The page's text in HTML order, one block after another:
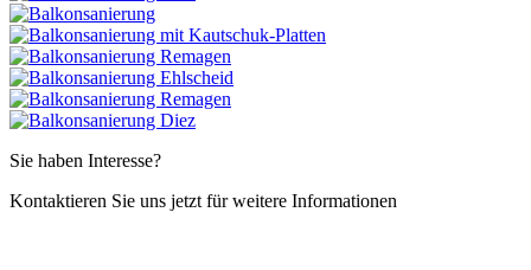
Sie haben Interesse?
Kontaktieren Sie uns jetzt für weitere Informationen